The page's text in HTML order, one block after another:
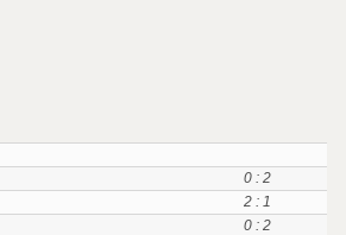
0 : 2
2 : 1
0 : 2